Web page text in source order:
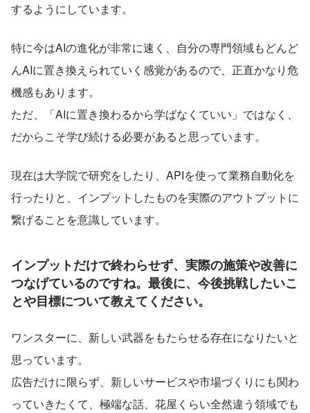
するようにしています。
特に今はAIの進化が非常に速く、自分の専門領域もどんど
んAIに置き換えられていく感覚があるので、正直かなり危
機感もあります。
ただ、「AIに置き換わるから学ばなくていい」ではなく、
だからこそ学び続ける必要があると思っています。
現在は大学院で研究をしたり、APIを使って業務自動化を
行ったりと、インプットしたものを実際のアウトプットに
繋げることを意識しています。
インプットだけで終わらせず、実際の施策や改善に
つなげているのですね。最後に、今後挑戦したいこ
とや目標について教えてください。
ワンスターに、新しい武器をもたらせる存在になりたいと
思っています。
広告だけに限らず、新しいサービスや市場づくりにも関わ
っていきたくて、極端な話、花屋くらい全然違う領域でも